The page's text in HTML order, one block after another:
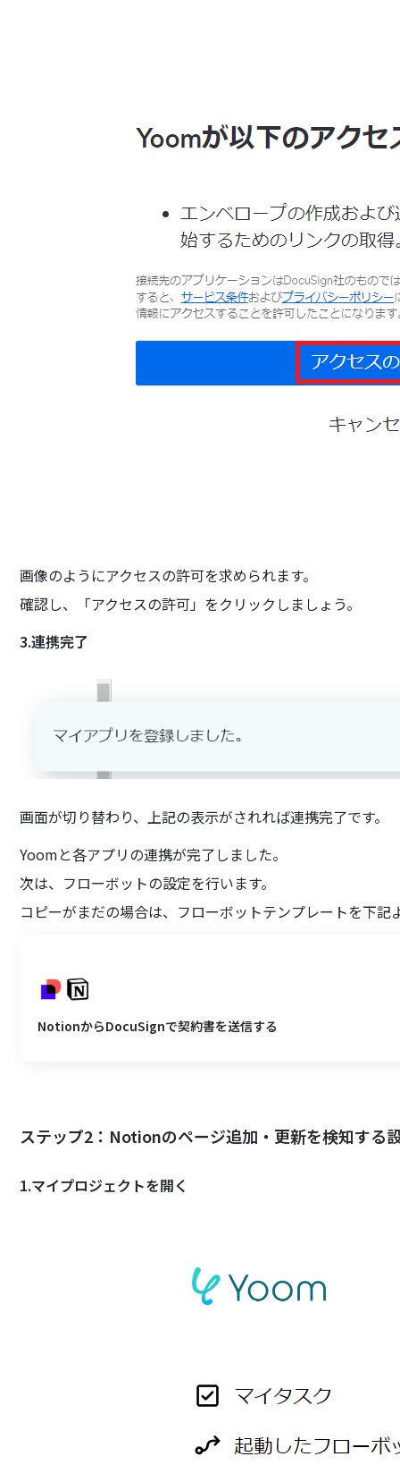
画像のようにアクセスの許可を求められます。
確認し、「アクセスの許可」をクリックしましょう。
3.連携完了
画面が切り替わり、上記の表示がされれば連携完了です。
Yoomと各アプリの連携が完了しました。
次は、フローボットの設定を行います。
コピーがまだの場合は、フローボットテンプレートを下記
NotionからDocuSignで契約書を送信する
ステップ2：Notionのページ追加・更新を検知する
1.マイプロジェクトを開く